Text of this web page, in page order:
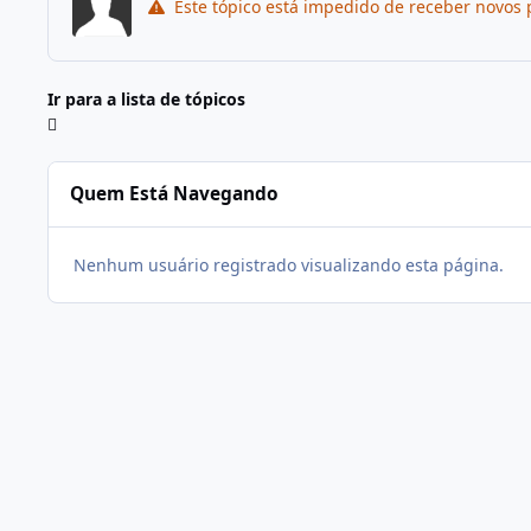
Este tópico está impedido de receber novos
Ir para a lista de tópicos
Quem Está Navegando
Nenhum usuário registrado visualizando esta página.